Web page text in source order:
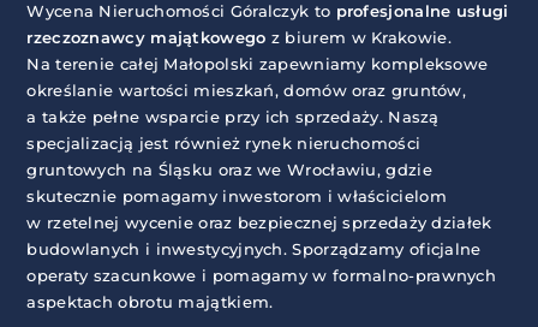
Wycena Nieruchomości Góralczyk to profesjonalne usługi
rzeczoznawcy majątkowego z biurem w Krakowie.
Na terenie całej Małopolski zapewniamy kompleksowe
określanie wartości mieszkań, domów oraz gruntów,
a także pełne wsparcie przy ich sprzedaży. Naszą
specjalizacją jest również rynek nieruchomości
gruntowych na Śląsku oraz we Wrocławiu, gdzie
skutecznie pomagamy inwestorom i właścicielom
w rzetelnej wycenie oraz bezpiecznej sprzedaży działek
budowlanych i inwestycyjnych. Sporządzamy oficjalne
operaty szacunkowe i pomagamy w formalno-prawnych
aspektach obrotu majątkiem.